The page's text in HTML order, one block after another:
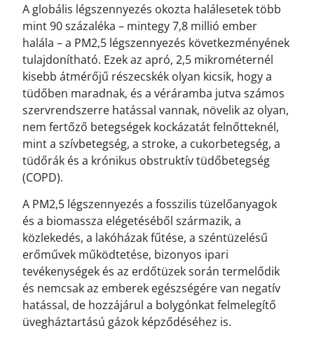
A globális légszennyezés okozta halálesetek több
mint 90 százaléka – mintegy 7,8 millió ember
halála – a PM2,5 légszennyezés következményének
tulajdonítható. Ezek az apró, 2,5 mikrométernél
kisebb átmérőjű részecskék olyan kicsik, hogy a
tüdőben maradnak, és a véráramba jutva számos
szervrendszerre hatással vannak, növelik az olyan,
nem fertőző betegségek kockázatát felnőtteknél,
mint a szívbetegség, a stroke, a cukorbetegség, a
tüdőrák és a krónikus obstruktív tüdőbetegség
(COPD).
A PM2,5 légszennyezés a fosszilis tüzelőanyagok
és a biomassza elégetéséből származik, a
közlekedés, a lakóházak fűtése, a széntüzelésű
erőművek működtetése, bizonyos ipari
tevékenységek és az erdőtüzek során termelődik
és nemcsak az emberek egészségére van negatív
hatással, de hozzájárul a bolygónkat felmelegítő
üvegháztartású gázok képződéséhez is.